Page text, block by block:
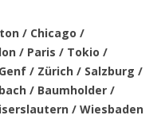
/ Chicago /
/ Paris / Tokio /
/ Zürich / Salzburg /
/ Baumholder /
/ Wiesbaden